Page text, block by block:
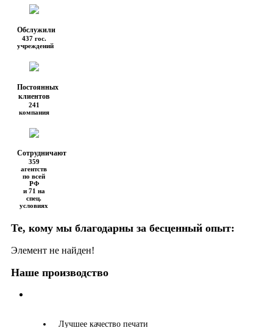
Обслужили
437 гос.
учреждений
Постоянных
клиентов
241
компания
Сотрудничают
359
агентств
по всей
РФ
и 71 на
спец.
условиях
Те, кому мы благодарны за бесценный опыт:
Элемент не найден!
Наше производство
Лучшее качество печати